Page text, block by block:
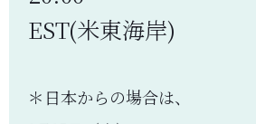
EST(米東海岸)
＊日本からの場合は、